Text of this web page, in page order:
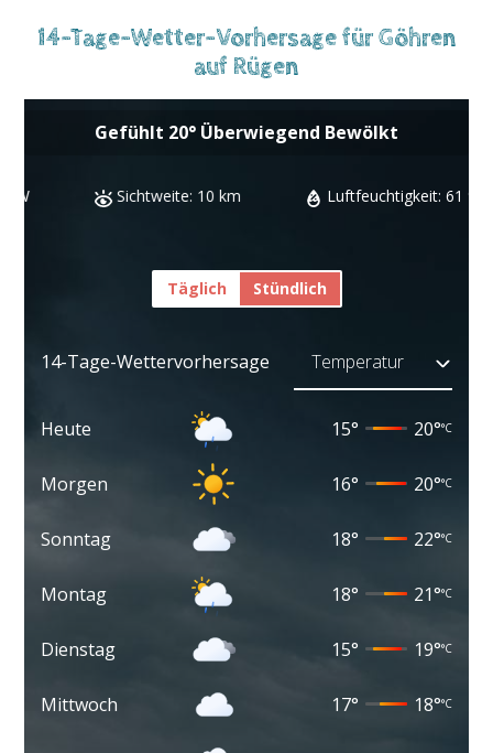
14-Tage-Wetter-Vorhersage für Göhren
auf Rügen
Gefühlt 20° Überwiegend Bewölkt
Sichtweite: 10 km Luftfeuchtigkeit: 61 %
Täglich Stündlich
14-Tage-Wettervorhersage
Heute 15° 20°°C
Morgen 16° 20°°C
Sonntag 18° 22°°C
Montag 18° 21°°C
Dienstag 15° 19°°C
Mittwoch 17° 18°°C